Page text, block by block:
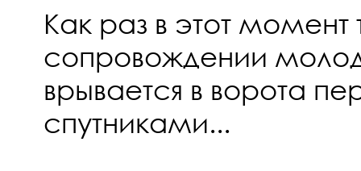
Как раз в этот
сопровождении
врывается в ворота
спутниками...